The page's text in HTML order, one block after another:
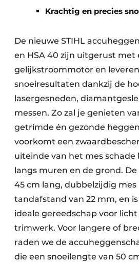
Krachtig en precies
De nieuwe STIHL
en HSA 40 zijn uitgerust met
gelijkstroommotor en
snoeiresultaten dankzij de
lasergesneden,
messen. Zo zal je genieten
getrimde én gezonde
voorkomt een
uiteinde van het mes schade
langs muren en de grond. De
45 cm lang, dubbelzijdig mes
tandafstand van 22 mm, en
ideale gereedschap voor
trimwerk. Voor langere of
raden we de
die een snoeilengte van 50